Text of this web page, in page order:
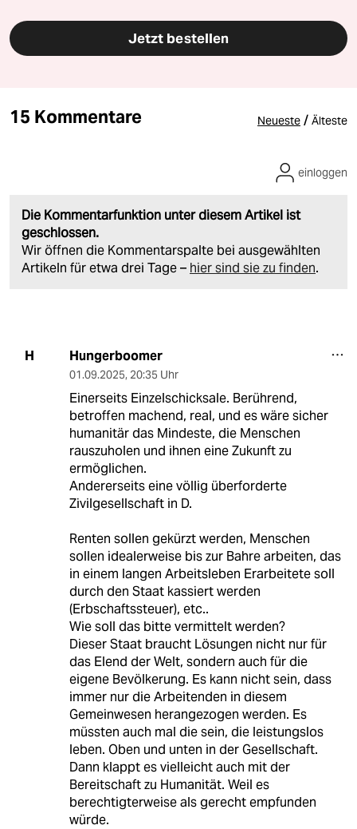
Jetzt bestellen
15 Kommentare Neueste / Älteste
Die Kommentarfunktion unter diesem Artikel ist
geschlossen.
Wir öffnen die Kommentarspalte bei ausgewählten
Artikeln für etwa drei Tage – hier sind sie zu finden.
einloggen
H Hungerboomer
01.09.2025, 20:35 Uhr
Einerseits Einzelschicksale. Berührend,
betroffen machend, real, und es wäre sicher
humanitär das Mindeste, die Menschen
rauszuholen und ihnen eine Zukunft zu
ermöglichen.
Andererseits eine völlig überforderte
Zivilgesellschaft in D.
Renten sollen gekürzt werden, Menschen
sollen idealerweise bis zur Bahre arbeiten, das
in einem langen Arbeitsleben Erarbeitete soll
durch den Staat kassiert werden
(Erbschaftssteuer), etc..
Wie soll das bitte vermittelt werden?
Dieser Staat braucht Lösungen nicht nur für
das Elend der Welt, sondern auch für die
eigene Bevölkerung. Es kann nicht sein, dass
immer nur die Arbeitenden in diesem
Gemeinwesen herangezogen werden. Es
müssten auch mal die sein, die leistungslos
leben. Oben und unten in der Gesellschaft.
Dann klappt es vielleicht auch mit der
Bereitschaft zu Humanität. Weil es
berechtigterweise als gerecht empfunden
würde.